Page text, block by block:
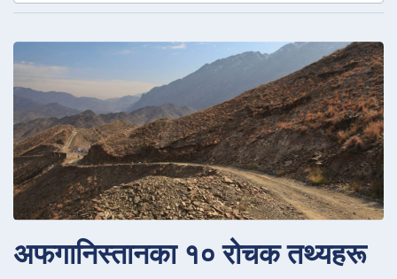
अफगानिस्तानका १० रोचक तथ्यहरू